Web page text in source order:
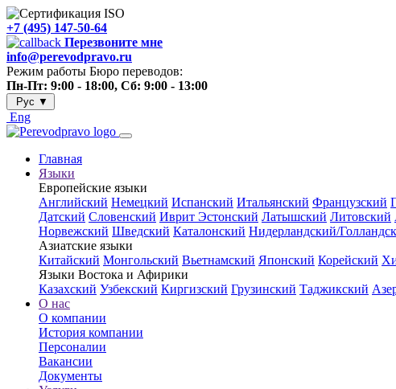
+7 (495) 147-50-64
Перезвоните мне
info@perevodpravo.ru
Режим работы Бюро переводов:
Пн-Пт: 9:00 - 18:00, Сб: 9:00 - 13:00
Рус ▼
Eng
Главная
Языки
Европейские языки
Английский Немецкий Испанский Итальянский Французский
Датский Словенский Иврит Эстонский Латышский Литовский
Норвежский Шведский Каталонский Нидерландский/
Азиатские языки
Китайский Монгольский Вьетнамский Японский Корейский
Языки Востока и Афирики
Казахский Узбекский Киргизский Грузинский Таджикский
О нас
О компании
История компании
Персоналии
Вакансии
Документы